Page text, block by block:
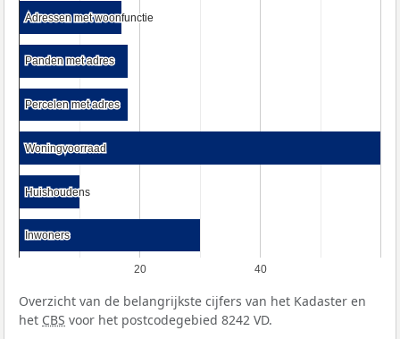
20 40
Adressen met woonfunctie
Adressen met woonfunctie
Panden met adres
Panden met adres
Percelen met adres
Percelen met adres
Woningvoorraad
Woningvoorraad
Huishoudens
Huishoudens
Inwoners
Inwoners
Overzicht van de belangrijkste cijfers van het Kadaster en
het CBS voor het postcodegebied 8242 VD.